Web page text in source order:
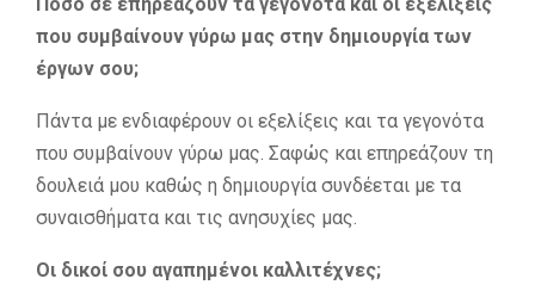
που συμβαίνουν γύρω μας στην δημιουργία των
έργων σου;
Πάντα με ενδιαφέρουν οι εξελίξεις και τα γεγονότα
που συμβαίνουν γύρω μας. Σαφώς και επηρεάζουν τη
δουλειά μου καθώς η δημιουργία συνδέεται με τα
συναισθήματα και τις ανησυχίες μας.
Οι δικοί σου αγαπημένοι καλλιτέχνες;